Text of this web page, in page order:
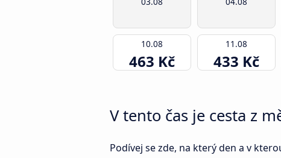
10.08
463 Kč
11.08
433 Kč
V tento čas je cesta z
Podívej se zde, na který den a v